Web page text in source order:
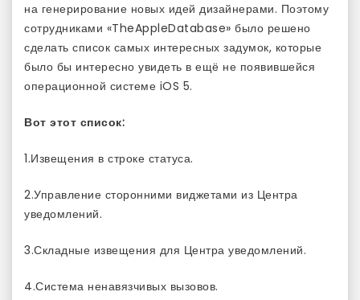
на генерирование новых идей дизайнерами. Поэтому
сотрудниками «TheAppleDatabase» было решено
сделать список самых интересных задумок, которые
было бы интересно увидеть в ещё не появившейся
операционной системе iOS 5.
Вот этот список:
1.Извещения в строке статуса.
2.Управление сторонними виджетами из Центра
уведомлений.
3.Складные извещения для Центра уведомлений.
4.Система ненавязчивых вызовов.